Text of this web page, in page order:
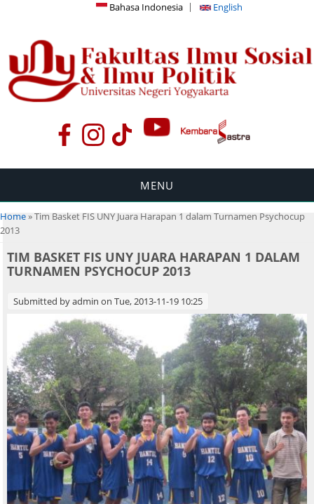
Bahasa Indonesia English
MENU
You are here
Home» Tim Basket FIS UNY Juara Harapan 1 dalam Turnamen Psychocup
2013
TIM BASKET FIS UNY JUARA HARAPAN 1 DALAM
TURNAMEN PSYCHOCUP 2013
Submitted byadmin on Tue, 2013-11-19 10:25